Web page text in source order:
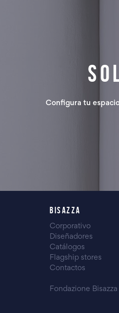
Configura tu
BISAZZA
Corporativo
Diseñadores
Catálogos
Flagship stores
Contactos
Fondazione Bisazza